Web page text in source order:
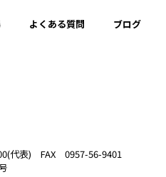
よくある質問 ブログ
代表) FAX 0957-56-9401